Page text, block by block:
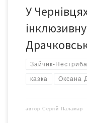
У
Зайчик-
казка Оксана
автор Сергій Паламар